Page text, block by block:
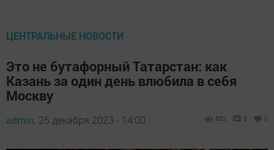
ЦЕНТРАЛЬНЫЕ НОВОСТИ
Это не бутафорный Татарстан: как
Казань за один день влюбила в себя
Москву
admin, 25 декабря 2023 - 14:00 552 0 0